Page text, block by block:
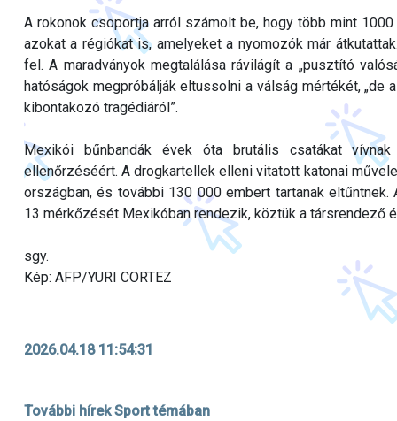
A rokonok csoportja arról számolt be, hogy több mint
azokat a régiókat is, amelyeket a nyomozók már
fel. A maradványok megtalálása rávilágít a „pusztító
hatóságok megpróbálják eltussolni a válság mértékét,
kibontakozó tragédiáról”.
Mexikói bűnbandák évek óta brutális csatákat
ellenőrzéséért. A drogkartellek elleni vitatott katonai
országban, és további 130 000 embert tartanak
13 mérkőzését Mexikóban rendezik, köztük a
sgy.
Kép: AFP/YURI CORTEZ
2026.04.18 11:54:31
További hírek Sport témában